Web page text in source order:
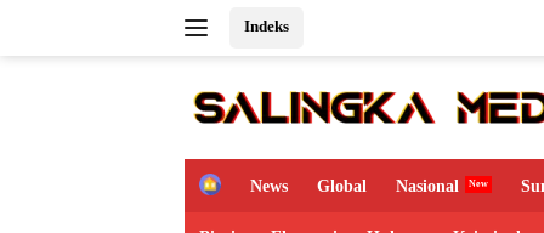
Indeks
H
m
News Global Nasional